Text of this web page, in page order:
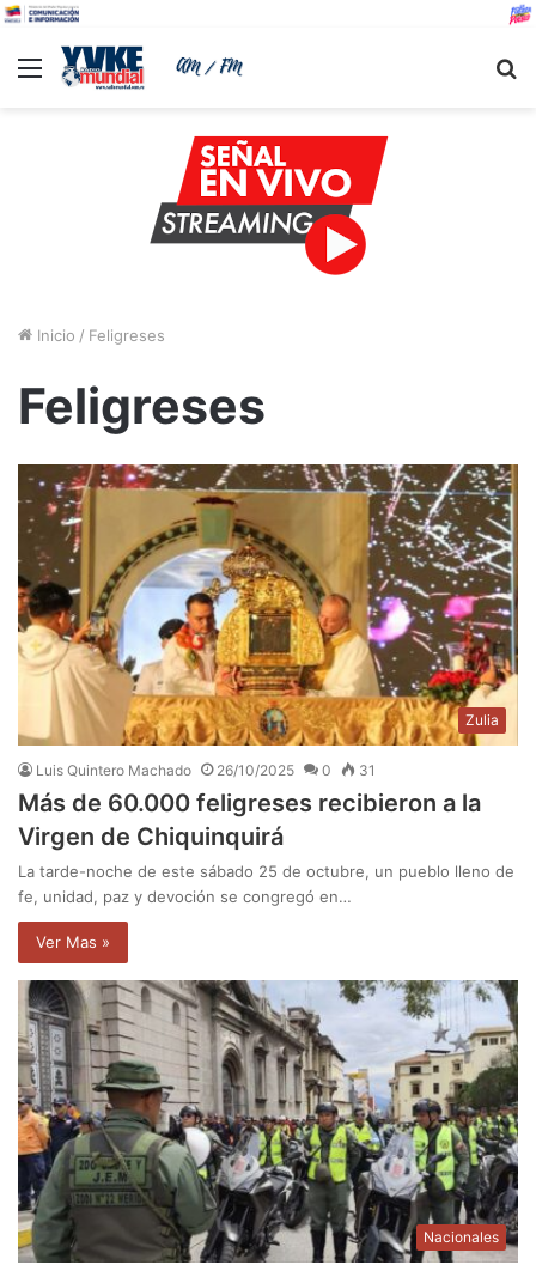
Menu
Inicio / Feligreses
Feligreses
Zulia
Luis Quintero Machado 26/10/2025 0 31
Más de 60.000 feligreses recibieron a la
Virgen de Chiquinquirá
La tarde-noche de este sábado 25 de octubre, un pueblo lleno de
fe, unidad, paz y devoción se congregó en…
Ver Mas »
Nacionales